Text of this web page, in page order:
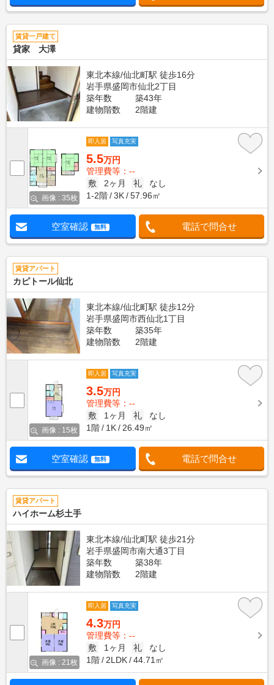
賃貸一戸建て
貸家 大澤
東北本線/仙北町駅 徒歩16分
岩手県盛岡市仙北2丁目
築年数
築43年
建物階数
2階建
画像 : 35枚
即入居 写真充実
5.5万円
管理費等：--
敷
2ヶ月 礼
なし
1-2階
3K 57.96㎡
空室確認 無料 電話で問合せ
賃貸アパート
カピトール仙北
東北本線/仙北町駅 徒歩12分
岩手県盛岡市西仙北1丁目
築年数
築35年
建物階数
2階建
画像 : 15枚
即入居 写真充実
3.5万円
管理費等：--
敷
1ヶ月 礼
なし
1階
1K 26.49㎡
空室確認 無料 電話で問合せ
賃貸アパート
ハイホーム杉土手
東北本線/仙北町駅 徒歩21分
岩手県盛岡市南大通3丁目
築年数
築38年
建物階数
2階建
画像 : 21枚
即入居 写真充実
4.3万円
管理費等：--
敷
1ヶ月 礼
なし
1階
2LDK 44.71㎡